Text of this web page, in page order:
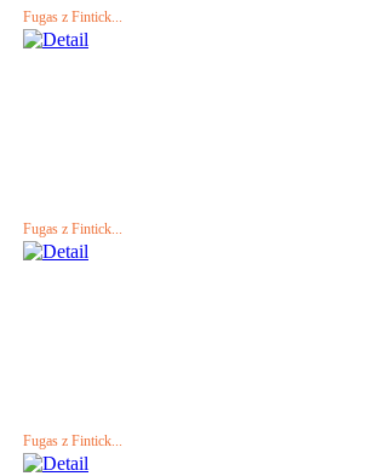
Fugas z Fintick...
Fugas z Fintick...
Fugas z Fintick...